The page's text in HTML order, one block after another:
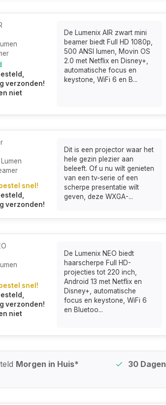
verzonden!
niet
De Lumenix AIR zwart mini
beamer biedt Full HD 1080p,
500 ANSI lumen, Movin OS
2.0 met Netflix en Disney+,
automatische focus en
keystone, WiFi 6 en B...
snel!
verzonden!
Dit is een projector waar het
hele gezin plezier aan
beleeft. Of u nu wilt genieten
van een tv-serie of een
scherpe presentatie wilt
geven, deze WXGA-...
snel!
verzonden!
niet
De Lumenix NEO biedt
haarscherpe Full HD-
projecties tot 220 inch,
Android 13 met Netflix en
Disney+, automatische
focus en keystone, WiFi 6
en Bluetoo...
Morgen in Huis* 30 Dagen